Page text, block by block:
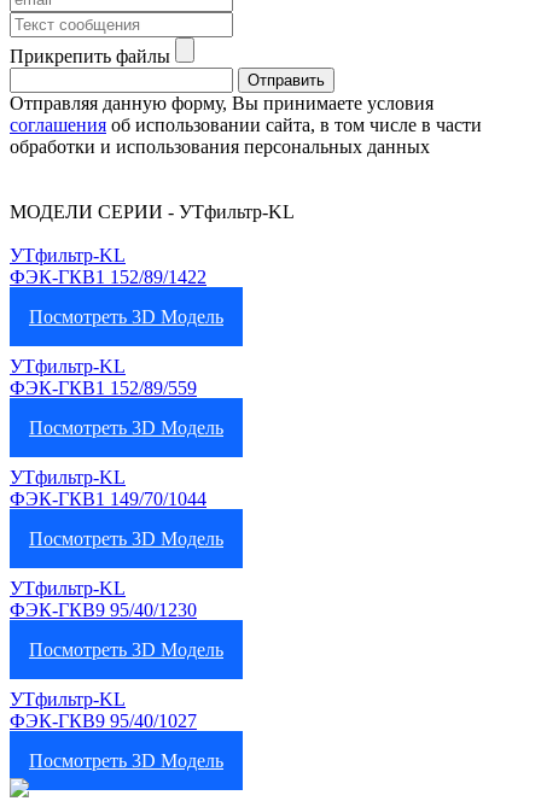
Прикрепить файлы
Отправить
Отправляя данную форму, Вы принимаете условия
cоглашения об использовании сайта, в том числе в части
обработки и использования персональных данных
МОДЕЛИ СЕРИИ - УТфильтр-KL
УТфильтр-KL
ФЭК-ГКВ1 152/89/1422
Посмотреть 3D Модель
УТфильтр-KL
ФЭК-ГКВ1 152/89/559
Посмотреть 3D Модель
УТфильтр-KL
ФЭК-ГКВ1 149/70/1044
Посмотреть 3D Модель
УТфильтр-KL
ФЭК-ГКВ9 95/40/1230
Посмотреть 3D Модель
УТфильтр-KL
ФЭК-ГКВ9 95/40/1027
Посмотреть 3D Модель